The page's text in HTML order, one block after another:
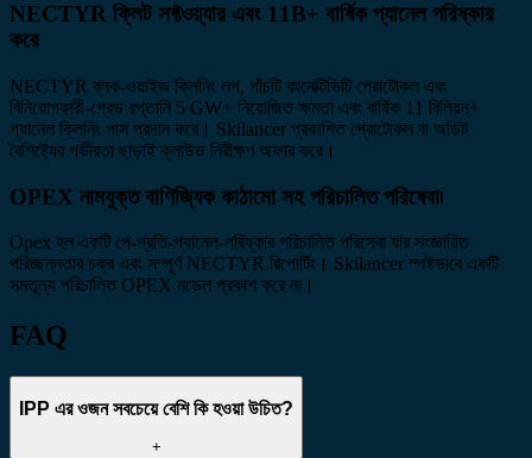
NECTYR ফ্লিট সফ্টওয়্যার এবং 11B+ বার্ষিক প্যানেল পরিষ্কার
করে
NECTYR ব্লক-ওয়াইজ ক্লিনিং লগ, পাঁচটি কানেক্টিভিটি প্রোটোকল এবং
বিনিয়োগকারী-গ্রেড রপ্তানি 5 GW+ নিয়োজিত ক্ষমতা এবং বার্ষিক 11 বিলিয়ন+
প্যানেল ক্লিনিং পাস প্রদান করে। Skilancer প্রকাশিত প্রোটোকল বা অডিট
বৈশিষ্ট্যের গভীরতা ছাড়াই ক্লাউড নিরীক্ষণ অফার করে।
OPEX নামযুক্ত বাণিজ্যিক কাঠামো সহ পরিচালিত পরিষেবা৷
Opex হল একটি পে-প্রতি-প্যানেল-পরিষ্কার পরিচালিত পরিসেবা যার সংজ্ঞায়িত
পরিচ্ছন্নতার চক্র এবং সম্পূর্ণ NECTYR রিপোর্টিং। Skilancer স্পষ্টভাবে একটি
সমতুল্য পরিচালিত OPEX মডেল প্রকাশ করে না।
FAQ
IPP এর ওজন সবচেয়ে বেশি কি হওয়া উচিত?
+